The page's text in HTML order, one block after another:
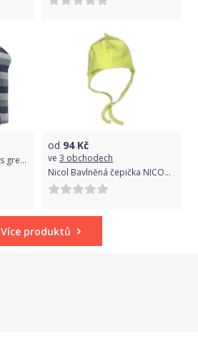
Reima Tanssi - Eucalyptus green 48/50
od 94Kč
ve 3 obchodech
Nicol Bavlněná čepička NICOL - zelená 52
Více produktů